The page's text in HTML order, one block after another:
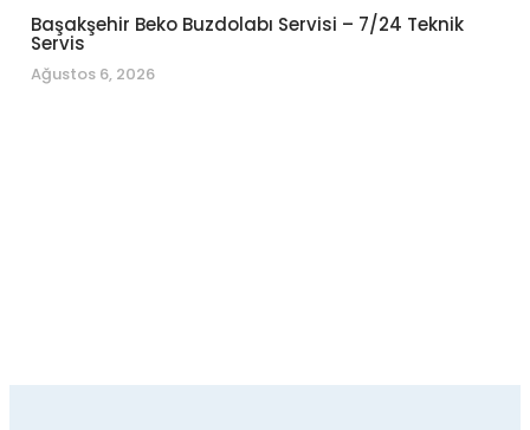
Başakşehir Beko Buzdolabı Servisi – 7/24 Teknik
Servis
Ağustos 6, 2026